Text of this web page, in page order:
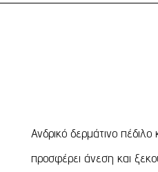
Ανδρικό δερμάτινο
προσφέρει άνεση και